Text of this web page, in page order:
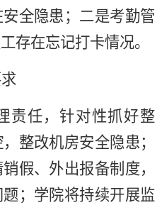
全隐患； 二是考勤管
存在忘记打卡情况。
责任，针对性抓好整
整改机房安全隐患；
假、外出报备制度，
；学院将持续开展监